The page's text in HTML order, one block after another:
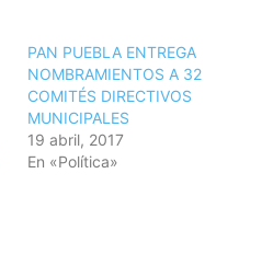
PAN PUEBLA ENTREGA
NOMBRAMIENTOS A 32
COMITÉS DIRECTIVOS
MUNICIPALES
19 abril, 2017
En «Política»